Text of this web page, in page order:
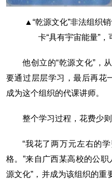
▲“乾源文化”非法组织
卡“具有宇宙能量”
他创立的“乾源文化”，
要通过层层学习，最后再花
成为这个组织的代课讲师。
整个学习过程，花费少
“我花了两万元左右的
格。”来自广西某高校的公
源文化”，并成为该组织的重